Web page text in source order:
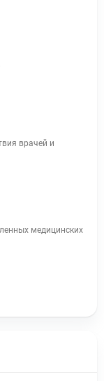
врачей и
медицинских